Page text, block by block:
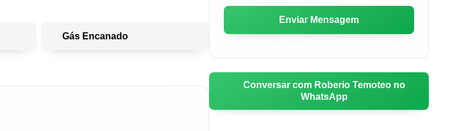
Gás Encanado
Conversar com Roberio Temoteo no
WhatsApp